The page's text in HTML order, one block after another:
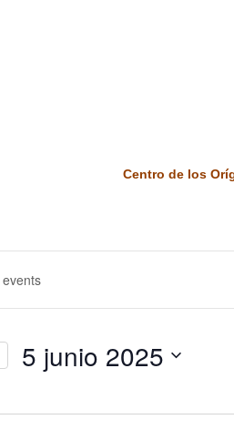
Centro de los
5 junio 2025